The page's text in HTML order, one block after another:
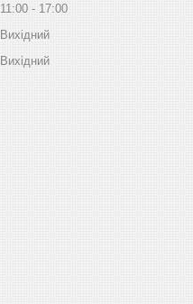
11:00
17:00
Вихідний
Вихідний